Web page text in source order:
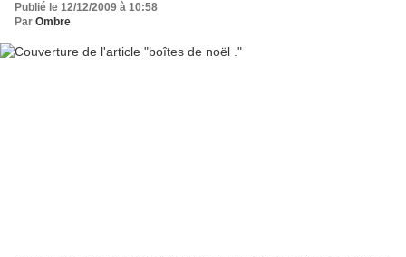
Publié le 12/12/2009 à 10:58
Par Ombre